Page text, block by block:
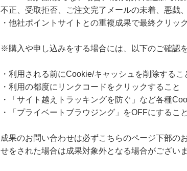
不正、受取拒否、ご注文完了メールの未着、悪戯
・他社ポイントサイトとの重複成果で最終クリッ
※購入や申し込みをする場合には、以下のご確認
・利用される前にCookie/キャッシュを削除するこ
・利用の都度にリンクコードをクリックすること
・「サイト越えトラッキングを防ぐ」など各種
・「プライベートブラウジング」をOFFにすること
成果のお問い合わせは必ずこちらのページ下部の
せをされた場合は成果対象外となる場合がございま